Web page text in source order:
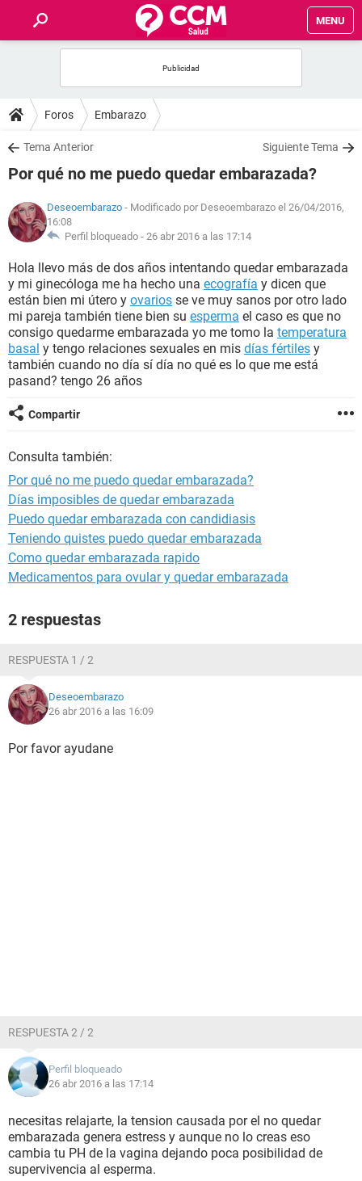
MENU
FOROS
SALUD
FAMILIA
NUTRICIÓN
BIENESTAR
SEXUALIDAD
GLOSARIO
Foros Embarazo
Tema Anterior Siguiente Tema
Por qué no me puedo quedar embarazada?
Deseoembarazo- Modificado por Deseoembarazo el 26/04/2016,
16:08
Perfil bloqueado - 26 abr 2016 a las 17:14
Hola llevo más de dos años intentando quedar embarazada
y mi ginecóloga me ha hecho una ecografía y dicen que
están bien mi útero y ovarios se ve muy sanos por otro lado
mi pareja también tiene bien su esperma el caso es que no
consigo quedarme embarazada yo me tomo la temperatura
basal y tengo relaciones sexuales en mis días fértiles y
también cuando no día sí día no qué es lo que me está
pasand? tengo 26 años
Compartir
Consulta también:
Por qué no me puedo quedar embarazada?
Días imposibles de quedar embarazada
Puedo quedar embarazada con candidiasis
Teniendo quistes puedo quedar embarazada
Como quedar embarazada rapido
Medicamentos para ovular y quedar embarazada
2 respuestas
RESPUESTA 1 / 2
Deseoembarazo
26 abr 2016 a las 16:09
Por favor ayudane
RESPUESTA 2 / 2
Perfil bloqueado
26 abr 2016 a las 17:14
necesitas relajarte, la tension causada por el no quedar
embarazada genera estress y aunque no lo creas eso
cambia tu PH de la vagina dejando poca posibilidad de
supervivencia al esperma.